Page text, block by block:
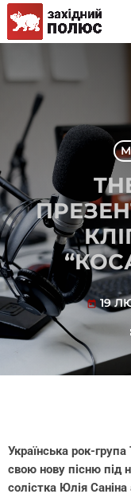
today 19
Українська рок-
свою нову пісню під
солістка Юлія